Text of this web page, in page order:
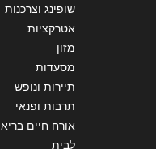
שופינג וצרכנות
אטרקציות
מזון
מסעדות
תיירות ונופש
תרבות ופנאי
אורח חיים בריא
לבית